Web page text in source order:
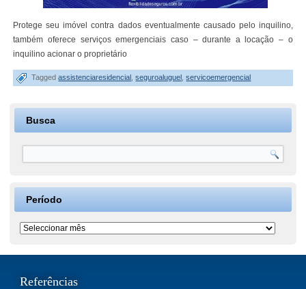
Protege seu imóvel contra dados eventualmente causado pelo inquilino,
também oferece serviços emergenciais caso – durante a locação – o
inquilino acionar o proprietário
Tagged assistenciaresidencial ,seguroaluguel ,servicoemergencial
Busca
Período
Período
Referências